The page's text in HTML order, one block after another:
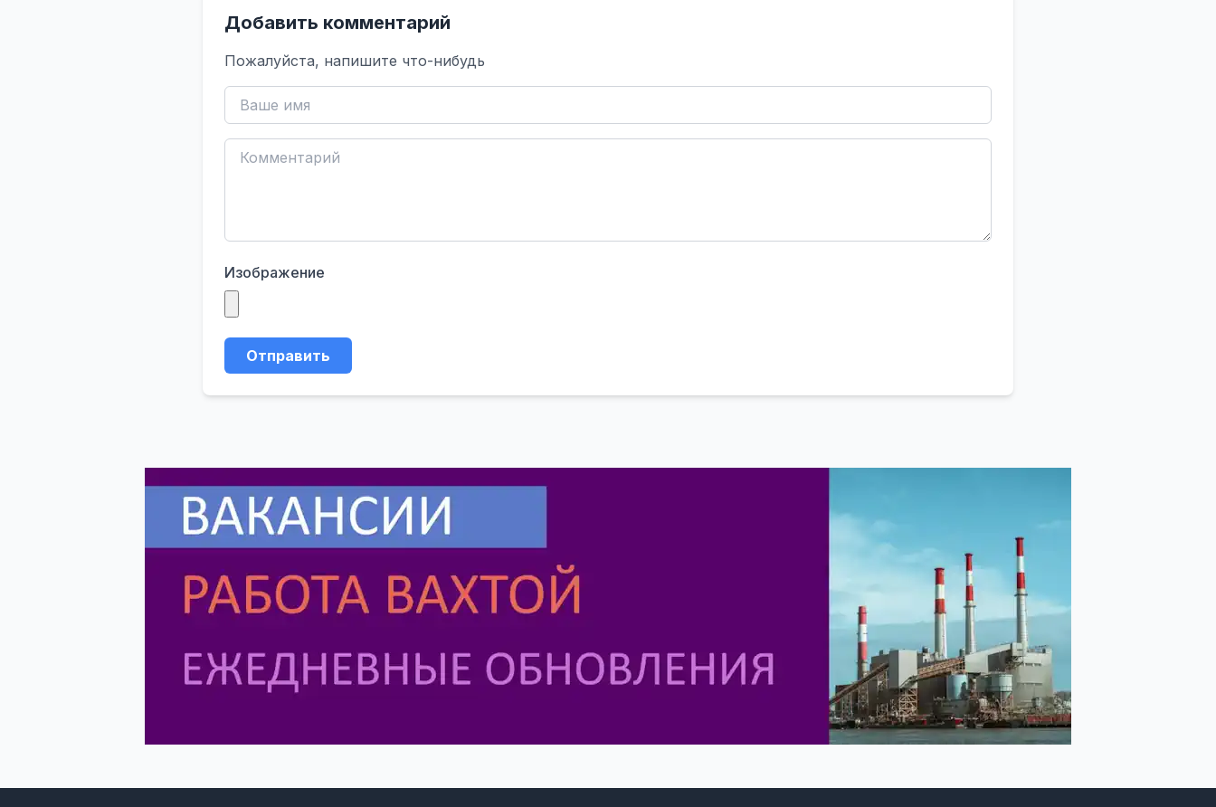
Добавить комментарий
Пожалуйста, напишите что-нибудь
Изображение
Отправить